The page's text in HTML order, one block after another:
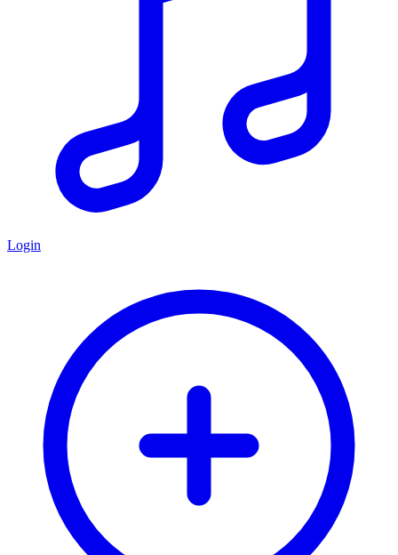
Login